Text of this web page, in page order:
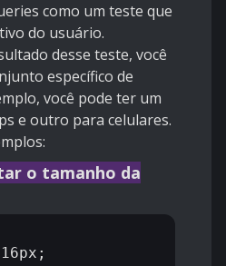
como um teste que
do usuário.
desse teste, você
específico de
você pode ter um
e outro para celulares.
o tamanho da